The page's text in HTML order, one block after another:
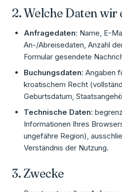
2. Welche Daten wir
Anfragedaten: Name, E-
An-/Abreisedaten, Anzahl
Formular gesendete
Buchungsdaten: Angaben
kroatischem Recht
Geburtsdatum,
Technische Daten:
Informationen Ihres
ungefähre Region),
Verständnis der Nutzung.
3. Zwecke